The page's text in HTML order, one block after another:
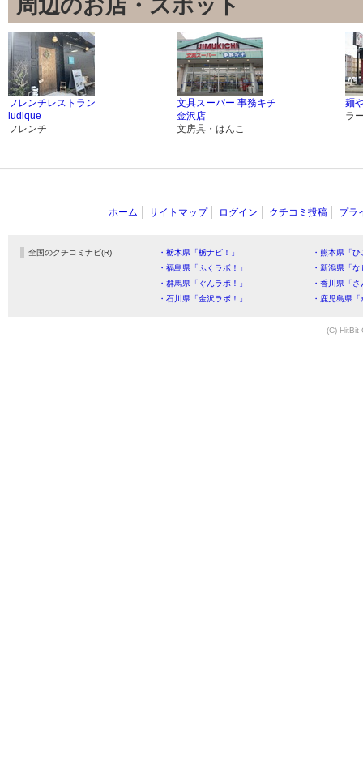
周辺のお店・スポット
フレンチレストラン
ludique
フレンチ
文具スーパー 事務キチ
金沢店
文房具・はんこ
麺
ラ
ホーム サイトマップ ログイン クチコミ投稿 プラ
全国のクチコミナビ(R) ・栃木県「栃ナビ！」
・熊本県「
・福島県「ふくラボ！」
・新潟県「
・群馬県「ぐんラボ！」
・香川県「
・石川県「金沢ラボ！」
・鹿児島県
(C) HitBit